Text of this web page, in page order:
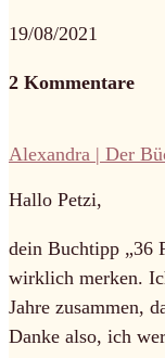
19/08/2021
2 Kommentare
Alexandra | Der
Hallo Petzi,
dein Buchtipp „36
wirklich merken.
Jahre zusammen,
Danke also, ich